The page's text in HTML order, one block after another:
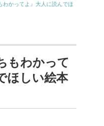
わかってよ』大人に読んでほ
もわかって
ほしい絵本